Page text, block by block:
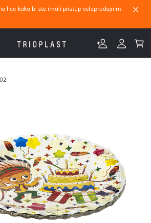
lice kako bi ste imali pristup veleprodajnim
×